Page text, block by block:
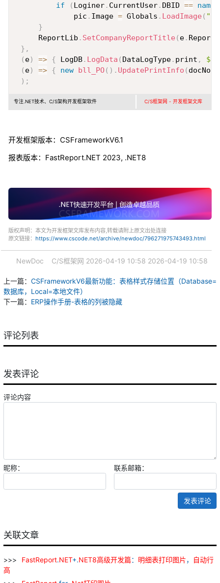
if
( Loginer. CurrentUser. DBID ==
             pic
. Image = Globals . LoadImage(
}
     ReportLib
. SetCompanyReportTitle( e. Report
} ,
( e) => { LogDB. LogData ( DataLogType. print ,
$"
( e) => { new bll_PO( ) . UpdatePrintInfo ( docNo
) ;
专注.NET技术、C/S架构开发框架软件 C/S框架网 - 开发框架文库
开发框架版本：CSFrameworkV6.1
报表版本：FastReport.NET 2023, .NET8
版权声明：本文为开发框架文库发布内容,转载请附上原文出处连接
原文链接： https://www.cscode.net/archive/newdoc/796271975743493.html
NewDoc C/S框架网 2026-04-19 10:58 2026-04-19 10:58
上一篇： CSFrameworkV6最新功能：表格样式存储位置（Database=
数据库，Local=本地文件）
下一篇： ERP操作手册-表格的列被隐藏
评论列表
发表评论
评论内容
昵称： 联系邮箱：
发表评论
关联文章
FastReport.NET+.NET8高级开发篇： 明细表打印图片， 自动行
高